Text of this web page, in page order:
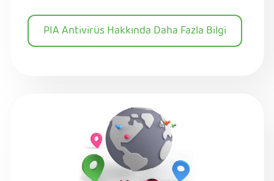
PIA Antivirüs Hakkında Daha Fazla Bilgi